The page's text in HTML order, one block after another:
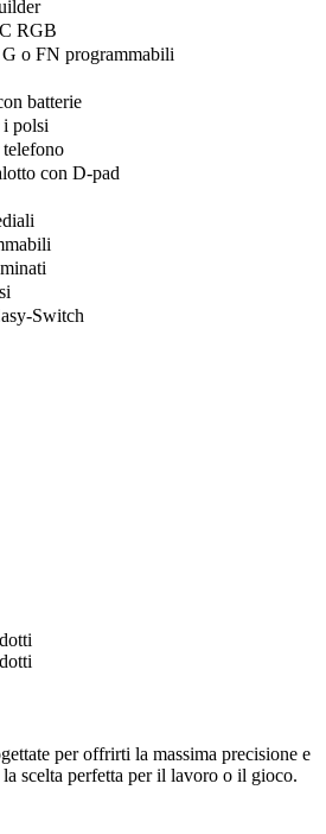
RGB
o FN programmabili
batterie
i polsi
con D-pad
Switch
per offrirti la massima precisione e
scelta perfetta per il lavoro o il gioco.